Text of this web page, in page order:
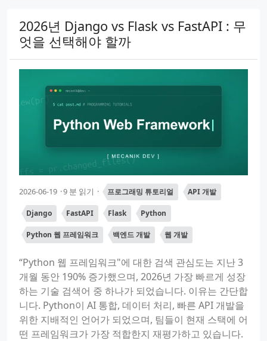
2026년 Django vs Flask vs FastAPI : 무
엇을 선택해야 할까
2026-06-19 9 분 읽기 프로그래밍 튜토리얼 API 개발
Django FastAPI Flask Python
Python 웹 프레임워크 백엔드 개발 웹 개발
“Python 웹 프레임워크"에 대한 검색 관심도는 지난 3
개월 동안 190% 증가했으며, 2026년 가장 빠르게 성장
하는 기술 검색어 중 하나가 되었습니다. 이유는 간단합
니다. Python이 AI 통합, 데이터 처리, 빠른 API 개발을
위한 지배적인 언어가 되었으며, 팀들이 현재 스택에 어
떤 프레임워크가 가장 적합한지 재평가하고 있습니다.